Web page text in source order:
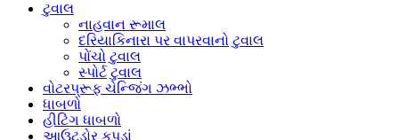
ટુવાલ
નાહવાન રૂમાલ
દરિયાકિનારા પર વાપરવાનો ટુવાલ
પોંચો ટુવાલ
સ્પોર્ટ ટુવાલ
વોટરપ્રૂફ ચેન્જિંગ ઝભ્ભો
ધાબળો
હીટિંગ ધાબળો
આઉટડોર કપડાં